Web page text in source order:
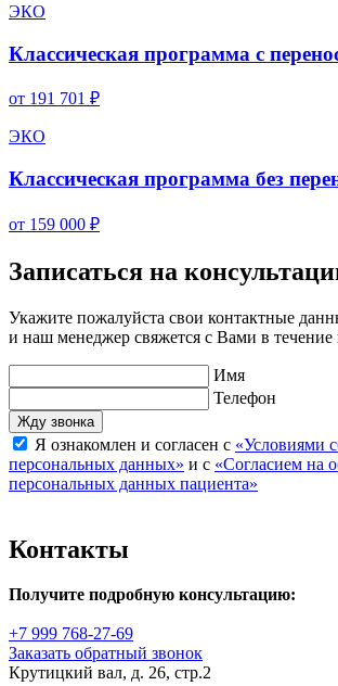
ЭКО
Классическая программа с
от 191 701 ₽
ЭКО
Классическая программа без
от 159 000 ₽
Записаться на
Укажите пожалуйста свои контактные
и наш менеджер свяжется с Вами в течение
Имя
Телефон
Я ознакомлен и согласен с «Условиями
персональных данных» и с «Согласием на
персональных данных пациента»
Контакты
Получите подробную консультацию:
+7 999 768-27-69
Заказать обратный звонок
Крутицкий вал, д. 26, стр.2